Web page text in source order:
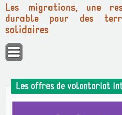
Panneau de gestion des cookies
Les migrations, une
durable pour des
solidaires
Les offres de volontariat